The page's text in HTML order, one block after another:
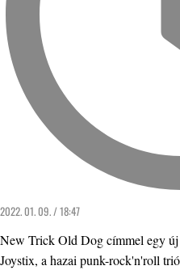
2022. 01. 09. / 18:47
New Trick Old Dog címmel egy
Joystix, a hazai punk-rock'n'roll